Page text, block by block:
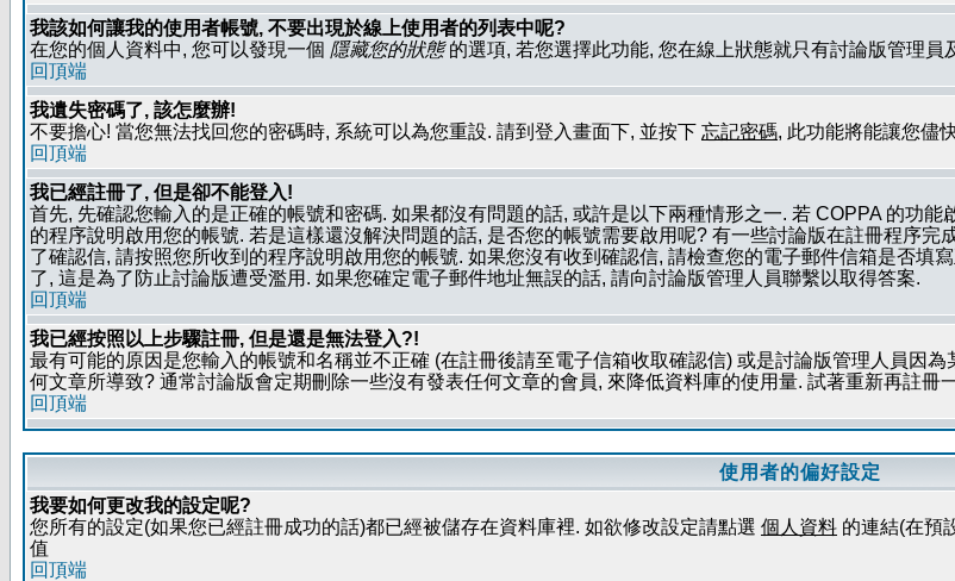
我該如何讓我的使用者帳號, 不要出現於線上使用者的列表中呢?
在您的個人資料中, 您可以發現一個 隱藏您的狀態的選項, 若您選擇此功能, 您在線上狀態就只有討論版管理員
回頂端
我遺失密碼了, 該怎麼辦!
不要擔心! 當您無法找回您的密碼時, 系統可以為您重設. 請到登入畫面下, 並按下 忘記密碼, 此功能將能讓您儘
回頂端
我已經註冊了, 但是卻不能登入!
首先, 先確認您輸入的是正確的帳號和密碼. 如果都沒有問題的話, 或許是以下兩種情形之一. 若 COPPA 的功能
的程序說明啟用您的帳號. 若是這樣還沒解決問題的話, 是否您的帳號需要啟用呢? 有一些討論版在註冊程序
了確認信, 請按照您所收到的程序說明啟用您的帳號. 如果您沒有收到確認信, 請檢查您的電子郵件信箱是否填
了, 這是為了防止討論版遭受濫用. 如果您確定電子郵件地址無誤的話, 請向討論版管理人員聯繫以取得答案.
回頂端
我已經按照以上步驟註冊, 但是還是無法登入?!
最有可能的原因是您輸入的帳號和名稱並不正確 (在註冊後請至電子信箱收取確認信) 或是討論版管理人員因
何文章所導致? 通常討論版會定期刪除一些沒有發表任何文章的會員, 來降低資料庫的使用量. 試著重新再註冊
回頂端
使用者的偏好設定
我要如何更改我的設定呢?
您所有的設定(如果您已經註冊成功的話)都已經被儲存在資料庫裡. 如欲修改設定請點選 個人資料 的連結(在預
值
回頂端